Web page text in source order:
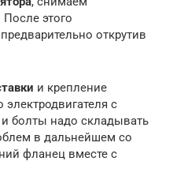
этого
открутив
и крепление
с
болты надо складывать
в дальнейшем со
фланец вместе с